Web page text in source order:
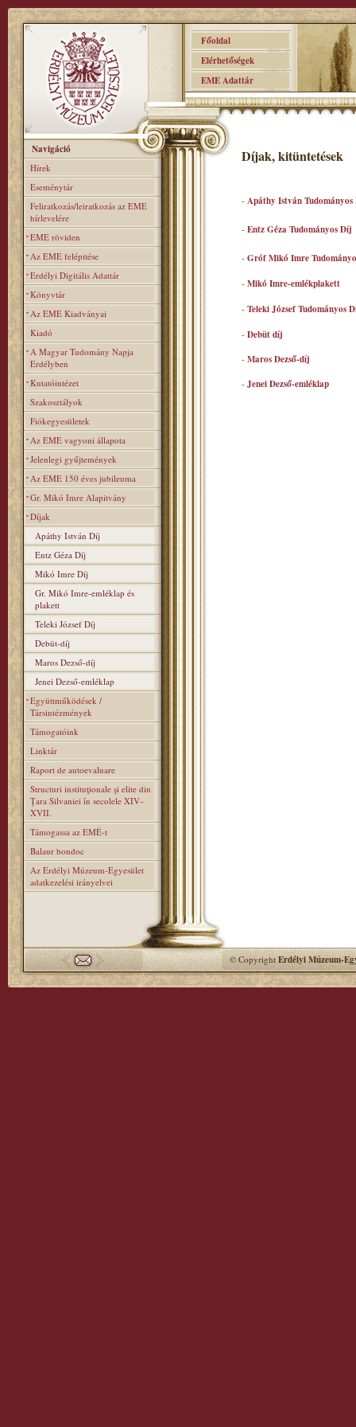
Főoldal
Elérhetőségek
EME Adattár
Navigáció
Hírek
Eseménytár
Feliratkozás/leiratkozás az EME
hírlevelére
EME röviden
Az EME felépitése
Erdélyi Digitális Adattár
Könyvtár
Az EME Kiadványai
Kiadó
A Magyar Tudomány Napja
Erdélyben
Kutatóintézet
Szakosztályok
Fiókegyesületek
Az EME vagyoni állapota
Jelenlegi gyűjtemények
Az EME 150 éves jubileuma
Gr. Mikó Imre Alapitvány
Díjak
Apáthy István Díj
Entz Géza Díj
Mikó Imre Díj
Gr. Mikó Imre-emléklap és
plakett
Teleki József Díj
Debüt-díj
Maros Dezső-díj
Jenei Dezső-emléklap
Együttműködések /
Társintézmények
Támogatóink
Linktár
Raport de autoevaluare
Structuri instituţionale şi elite din
Ţara Silvaniei în secolele XIV–
XVII.
Támogassa az EMÉ-t
Balaur bondoc
Az Erdélyi Múzeum-Egyesület
adatkezelési irányelvei
Díjak, kitüntetések
- Apáthy István
- Entz Géza Tudományos Díj
- Gróf Mikó Imre
- Mikó Imre-emlékplakett
- Teleki József Tudományos
- Debüt díj
- Maros Dezső-díj
- Jenei Dezső-emléklap
© CopyrightErdélyi Múzeum-